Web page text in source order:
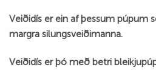
Veiðidís er ein af þessum púpum
margra silungsveiðimanna.
Veiðidís er þó með betri